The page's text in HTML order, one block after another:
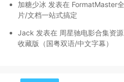
加糖少冰 发表在 FormatMaster
片/文档一站式搞定
Jack 发表在 周星驰电影合集资
收藏版（国粤双语/中文字幕）